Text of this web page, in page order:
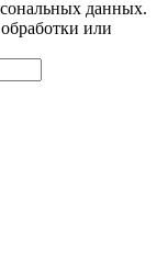
данных.
или